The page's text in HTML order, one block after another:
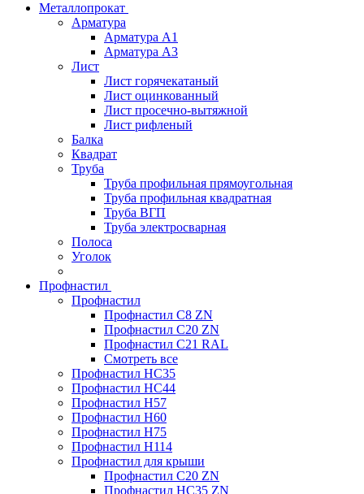
Металлопрокат
Арматура
Арматура А1
Арматура А3
Лист
Лист горячекатаный
Лист оцинкованный
Лист просечно-вытяжной
Лист рифленый
Балка
Квадрат
Труба
Труба профильная прямоугольная
Труба профильная квадратная
Труба ВГП
Труба электросварная
Полоса
Уголок
Профнастил
Профнастил
Профнастил С8 ZN
Профнастил С20 ZN
Профнастил С21 RAL
Смотреть все
Профнастил HC35
Профнастил HC44
Профнастил H57
Профнастил H60
Профнастил H75
Профнастил H114
Профнастил для крыши
Профнастил С20 ZN
Профнастил НС35 ZN